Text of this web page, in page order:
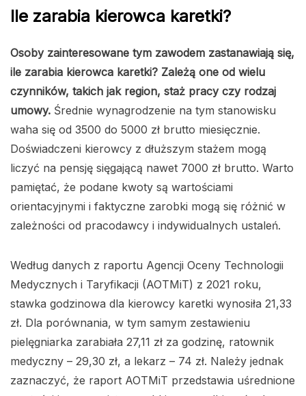
Ile zarabia kierowca karetki?
Osoby zainteresowane tym zawodem zastanawiają się,
ile zarabia kierowca karetki? Zależą one od wielu
czynników, takich jak region, staż pracy czy rodzaj
umowy. Średnie wynagrodzenie na tym stanowisku
waha się od 3500 do 5000 zł brutto miesięcznie.
Doświadczeni kierowcy z dłuższym stażem mogą
liczyć na pensję sięgającą nawet 7000 zł brutto. Warto
pamiętać, że podane kwoty są wartościami
orientacyjnymi i faktyczne zarobki mogą się różnić w
zależności od pracodawcy i indywidualnych ustaleń.
Według danych z raportu Agencji Oceny Technologii
Medycznych i Taryfikacji (AOTMiT) z 2021 roku,
stawka godzinowa dla kierowcy karetki wynosiła 21,33
zł. Dla porównania, w tym samym zestawieniu
pielęgniarka zarabiała 27,11 zł za godzinę, ratownik
medyczny – 29,30 zł, a lekarz – 74 zł. Należy jednak
zaznaczyć, że raport AOTMiT przedstawia uśrednione